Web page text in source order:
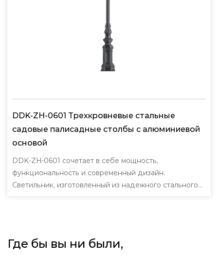
DDK-ZH-0601 Трехкровневые стальные
садовые палисадные столбы с алюминиевой
основой
DDK-ZH-0601 сочетает в себе мощность,
функциональность и современный дизайн.
Светильник, изготовленный из надежного стального
Где бы вы ни были,